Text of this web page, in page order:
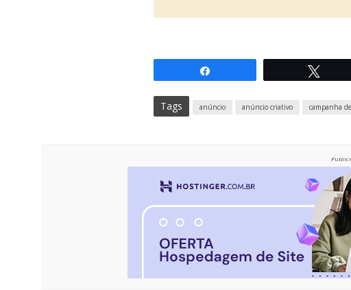
Tags anúncio anúncio criativo campanha